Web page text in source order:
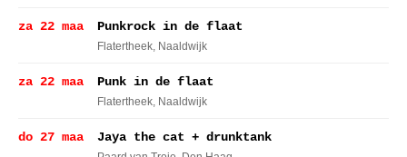
za 22 maa Punkrock in de flaat
Flatertheek, Naaldwijk
za 22 maa Punk in de flaat
Flatertheek, Naaldwijk
do 27 maa Jaya the cat + drunktank